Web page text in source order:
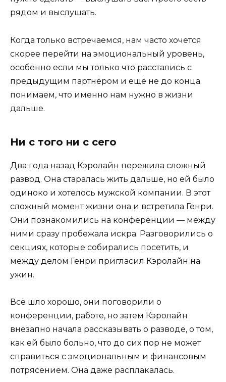
рядом и выслушать.
Когда только встречаемся, нам часто хочется
скорее перейти на эмоциональный уровень,
особенно если мы только что расстались с
предыдущим партнёром и ещё не до конца
понимаем, что именно нам нужно в жизни
дальше.
Ни с того ни с сего
Два года назад Кэролайн пережила сложный
развод. Она старалась жить дальше, но ей было
одиноко и хотелось мужской компании. В этот
сложный момент жизни она и встретила Генри.
Они познакомились на конференции — между
ними сразу пробежала искра. Разговорились о
секциях, которые собирались посетить, и
между делом Генри пригласил Кэролайн на
ужин.
Всё шло хорошо, они поговорили о
конференции, работе, но затем Кэролайн
внезапно начала рассказывать о разводе, о том,
как ей было больно, что до сих пор не может
справиться с эмоциональным и финансовым
потрясением. Она даже расплакалась.